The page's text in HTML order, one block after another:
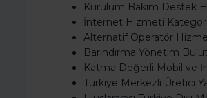
Kurulum Bakım Destek
İnternet Hizmeti Kategori
Alternatif Operatör
Barındırma Yönetim
Katma Değerli Mobil ve
Türkiye Merkezli Üretici